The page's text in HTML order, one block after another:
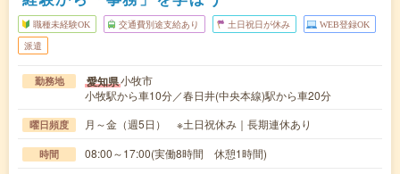
職種未経験OK 交通費別途支給あり 土日祝日が休み WEB登録OK
派遣
勤務地 愛知県小牧市
小牧駅から車10分／春日井(中央本線)駅から車20分
曜日頻度 月～金（週5日） ※土日祝休み｜長期連休あり
時間 08:00～17:00(実働8時間 休憩1時間)